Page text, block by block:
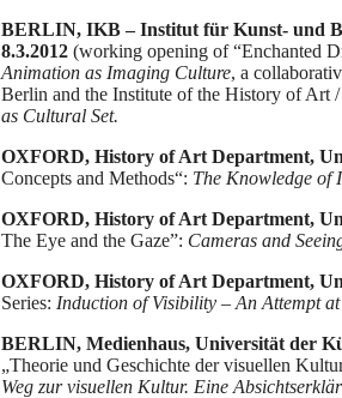
BERLIN, IKB – Institut für Kunst- und
8.3.2012 (working opening of “Enchanted
Animation as Imaging Culture, a
Berlin and the Institute of the History of Art
as Cultural Set.
OXFORD, History of Art Department,
Concepts and Methods“: The Knowledge of
OXFORD, History of Art Department,
The Eye and the Gaze”: Cameras and
OXFORD, History of Art Department,
Series: Induction of Visibility – An Attempt
BERLIN, Medienhaus, Universität der
„Theorie und Geschichte der visuellen
Weg zur visuellen Kultur. Eine